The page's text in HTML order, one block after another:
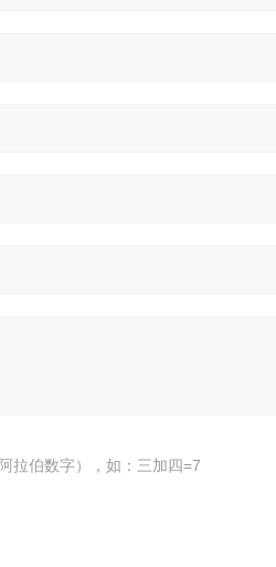
拉伯数字），如：三加四=7